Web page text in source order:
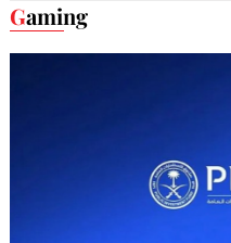
Gaming